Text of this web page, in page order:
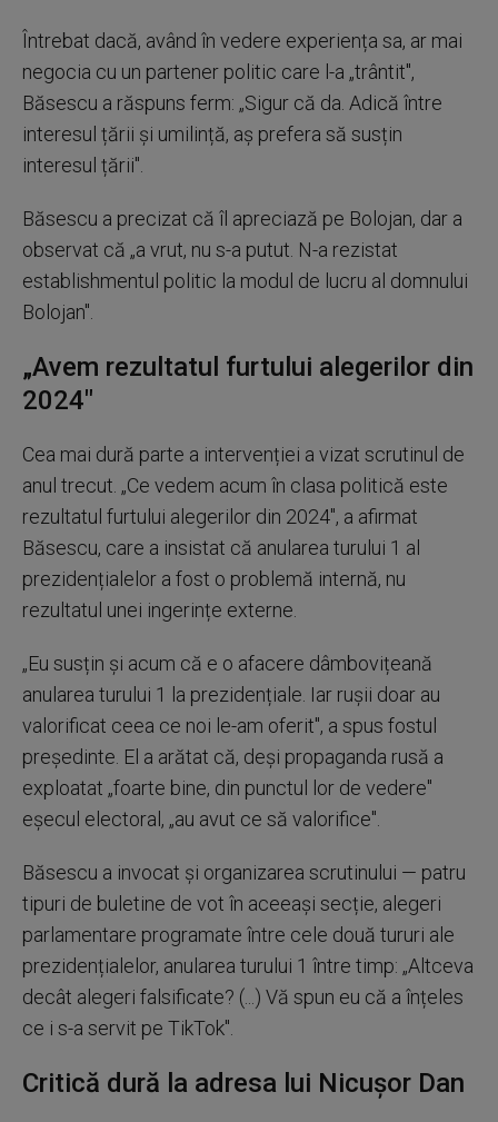
Întrebat dacă, având în vedere experiența sa, ar mai
negocia cu un partener politic care l-a „trântit",
Băsescu a răspuns ferm: „Sigur că da. Adică între
interesul țării și umilință, aș prefera să susțin
interesul țării".
Băsescu a precizat că îl apreciază pe Bolojan, dar a
observat că „a vrut, nu s-a putut. N-a rezistat
establishmentul politic la modul de lucru al domnului
Bolojan".
„Avem rezultatul furtului alegerilor din
2024"
Cea mai dură parte a intervenției a vizat scrutinul de
anul trecut. „Ce vedem acum în clasa politică este
rezultatul furtului alegerilor din 2024", a afirmat
Băsescu, care a insistat că anularea turului 1 al
prezidențialelor a fost o problemă internă, nu
rezultatul unei ingerințe externe.
„Eu susțin și acum că e o afacere dâmbovițeană
anularea turului 1 la prezidențiale. Iar rușii doar au
valorificat ceea ce noi le-am oferit", a spus fostul
președinte. El a arătat că, deși propaganda rusă a
exploatat „foarte bine, din punctul lor de vedere"
eșecul electoral, „au avut ce să valorifice".
Băsescu a invocat și organizarea scrutinului — patru
tipuri de buletine de vot în aceeași secție, alegeri
parlamentare programate între cele două tururi ale
prezidențialelor, anularea turului 1 între timp: „Altceva
decât alegeri falsificate? (...) Vă spun eu că a înțeles
ce i s-a servit pe TikTok".
Critică dură la adresa lui Nicușor Dan